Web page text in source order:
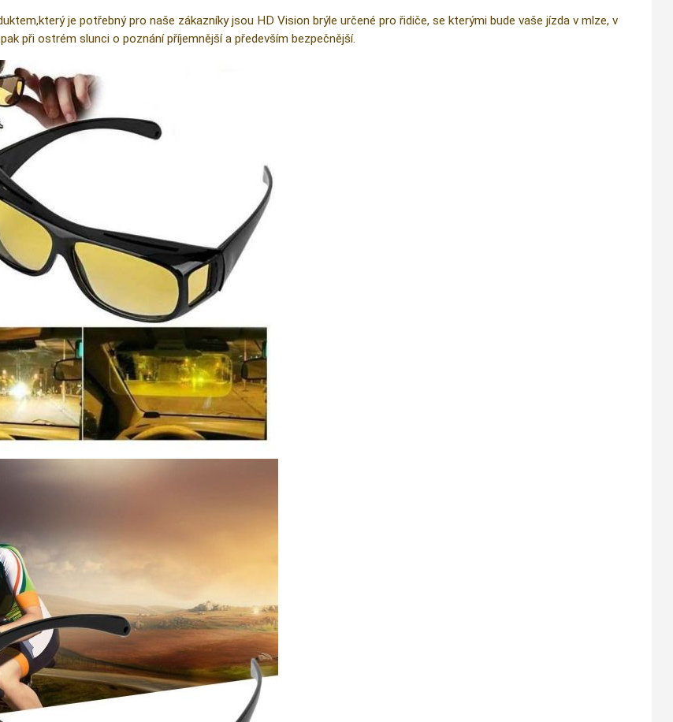
je potřebný pro naše zákazníky jsou HD Vision brýle určené pro řidiče, se kterými bude vaše jízda v mlze, v
při ostrém slunci o poznání příjemnější a především bezpečnější.